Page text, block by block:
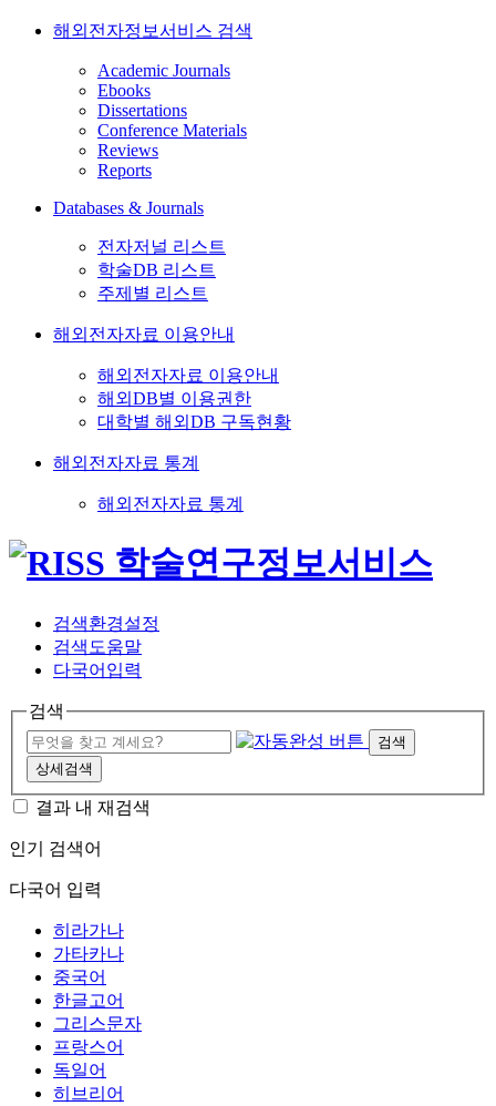
해외전자정보서비스 검색
Academic Journals
Ebooks
Dissertations
Conference Materials
Reviews
Reports
Databases & Journals
전자저널 리스트
학술DB 리스트
주제별 리스트
해외전자자료 이용안내
해외전자자료 이용안내
해외DB별 이용권한
대학별 해외DB 구독현황
해외전자자료 통계
해외전자자료 통계
검색환경설정
검색도움말
다국어입력
검색
검색
상세검색
결과 내 재검색
인기 검색어
다국어 입력
히라가나
가타카나
중국어
한글고어
그리스문자
프랑스어
독일어
히브리어